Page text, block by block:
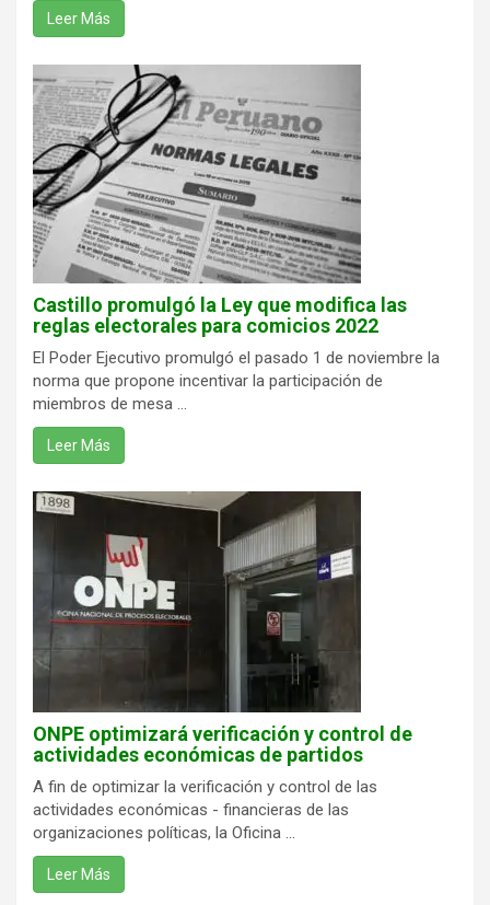
Leer Más
Castillo promulgó la Ley que modifica las
reglas electorales para comicios 2022
El Poder Ejecutivo promulgó el pasado 1 de noviembre la
norma que propone incentivar la participación de
miembros de mesa ...
Leer Más
ONPE optimizará verificación y control de
actividades económicas de partidos
A fin de optimizar la verificación y control de las
actividades económicas - financieras de las
organizaciones políticas, la Oficina ...
Leer Más